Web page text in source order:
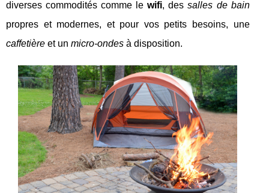
diverses commodités comme lewifi, dessalles de bain
propres et modernes, et pour vos petits besoins, une
caffetière et un micro-ondes à disposition.